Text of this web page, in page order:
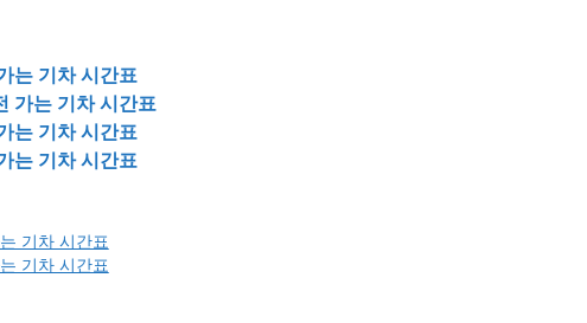
는 기차 시간표
가는 기차 시간표
는 기차 시간표
는 기차 시간표
기차 시간표
기차 시간표